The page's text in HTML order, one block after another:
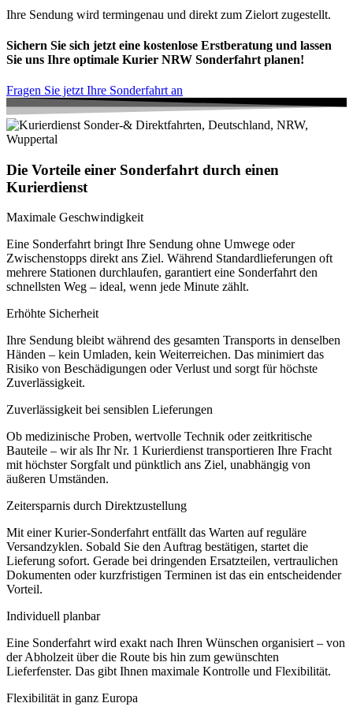
Ihre Sendung wird termingenau und direkt zum Zielort zugestellt.
Sichern Sie sich jetzt eine kostenlose Erstberatung und lassen
Sie uns Ihre optimale Kurier NRW Sonderfahrt planen!
Fragen Sie jetzt Ihre Sonderfahrt an
Die Vorteile einer Sonderfahrt durch einen
Kurierdienst
Maximale Geschwindigkeit
Eine Sonderfahrt bringt Ihre Sendung ohne Umwege oder
Zwischenstopps direkt ans Ziel. Während Standardlieferungen oft
mehrere Stationen durchlaufen, garantiert eine Sonderfahrt den
schnellsten Weg – ideal, wenn jede Minute zählt.
Erhöhte Sicherheit
Ihre Sendung bleibt während des gesamten Transports in denselben
Händen – kein Umladen, kein Weiterreichen. Das minimiert das
Risiko von Beschädigungen oder Verlust und sorgt für höchste
Zuverlässigkeit.
Zuverlässigkeit bei sensiblen Lieferungen
Ob medizinische Proben, wertvolle Technik oder zeitkritische
Bauteile – wir als Ihr Nr. 1 Kurierdienst transportieren Ihre Fracht
mit höchster Sorgfalt und pünktlich ans Ziel, unabhängig von
äußeren Umständen.
Zeitersparnis durch Direktzustellung
Mit einer Kurier-Sonderfahrt entfällt das Warten auf reguläre
Versandzyklen. Sobald Sie den Auftrag bestätigen, startet die
Lieferung sofort. Gerade bei dringenden Ersatzteilen, vertraulichen
Dokumenten oder kurzfristigen Terminen ist das ein entscheidender
Vorteil.
Individuell planbar
Eine Sonderfahrt wird exakt nach Ihren Wünschen organisiert – von
der Abholzeit über die Route bis hin zum gewünschten
Lieferfenster. Das gibt Ihnen maximale Kontrolle und Flexibilität.
Flexibilität in ganz Europa